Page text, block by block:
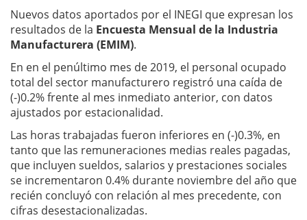
Nuevos datos aportados por el INEGI que expresan los
resultados de la Encuesta Mensual de la Industria
Manufacturera (EMIM).
En en el penúltimo mes de 2019, el personal ocupado
total del sector manufacturero registró una caída de
(-)0.2% frente al mes inmediato anterior, con datos
ajustados por estacionalidad.
Las horas trabajadas fueron inferiores en (-)0.3%, en
tanto que las remuneraciones medias reales pagadas,
que incluyen sueldos, salarios y prestaciones sociales
se incrementaron 0.4% durante noviembre del año que
recién concluyó con relación al mes precedente, con
cifras desestacionalizadas.